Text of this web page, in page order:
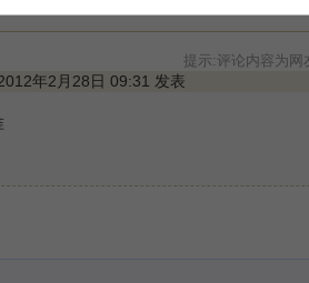
提示:评论内容为网
年2月28日 09:31 发表